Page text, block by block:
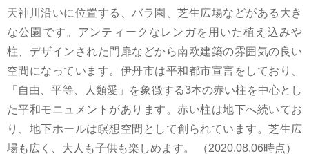
天神川沿いに位置する、バラ園、芝生広場などがある大き
な公園です。アンティークなレンガを用いた植え込みや
柱、デザインされた門扉などから南欧建築の雰囲気の良い
空間になっています。伊丹市は平和都市宣言をしており、
「自由、平等、人類愛」を象徴する3本の赤い柱を中心とし
た平和モニュメントがあります。赤い柱は地下へ続いてお
り、地下ホールは瞑想空間として創られています。芝生広
場も広く、大人も子供も楽しめます。 （2020.08.06時点）